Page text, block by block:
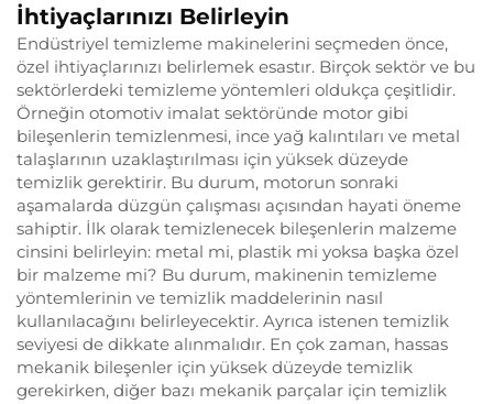
İhtiyaçlarınızı Belirleyin
Endüstriyel temizleme makinelerini seçmeden önce,
özel ihtiyaçlarınızı belirlemek esastır. Birçok sektör ve bu
sektörlerdeki temizleme yöntemleri oldukça çeşitlidir.
Örneğin otomotiv imalat sektöründe motor gibi
bileşenlerin temizlenmesi, ince yağ kalıntıları ve metal
talaşlarının uzaklaştırılması için yüksek düzeyde
temizlik gerektirir. Bu durum, motorun sonraki
aşamalarda düzgün çalışması açısından hayati öneme
sahiptir. İlk olarak temizlenecek bileşenlerin malzeme
cinsini belirleyin: metal mi, plastik mi yoksa başka özel
bir malzeme mi? Bu durum, makinenin temizleme
yöntemlerinin ve temizlik maddelerinin nasıl
kullanılacağını belirleyecektir. Ayrıca istenen temizlik
seviyesi de dikkate alınmalıdır. En çok zaman, hassas
mekanik bileşenler için yüksek düzeyde temizlik
gerekirken, diğer bazı mekanik parçalar için temizlik